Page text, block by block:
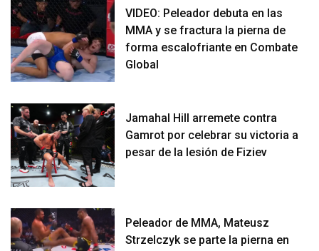
VIDEO: Peleador debuta en las
MMA y se fractura la pierna de
forma escalofriante en Combate
Global
Jamahal Hill arremete contra
Gamrot por celebrar su victoria a
pesar de la lesión de Fiziev
Peleador de MMA, Mateusz
Strzelczyk se parte la pierna en